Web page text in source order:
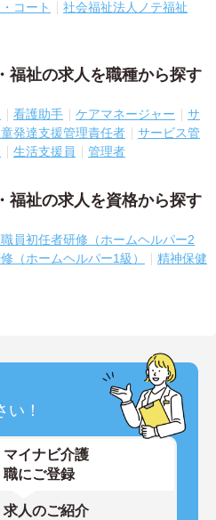
コート
社会福祉法人ノテ福祉
福祉の求人を職種から探す
看護助手 ケアマネージャー
サ
童発達支援管理責任者
サービス管
生活支援員 管理者
福祉の求人を資格から探す
員初任者研修（ホームヘルパー2
（ホームヘルパー1級）
精神保健
い！
マイナビ介護
職にご登録
求人のご紹介